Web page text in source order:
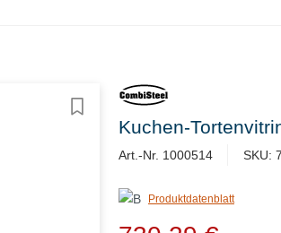
Kuchen-
Art.-Nr. 1000514 SKU:
Produktdatenblatt